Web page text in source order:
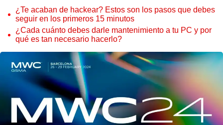
¿Te acaban de hackear? Estos son los pasos que debes
seguir en los primeros 15 minutos
¿Cada cuánto debes darle mantenimiento a tu PC y por
qué es tan necesario hacerlo?